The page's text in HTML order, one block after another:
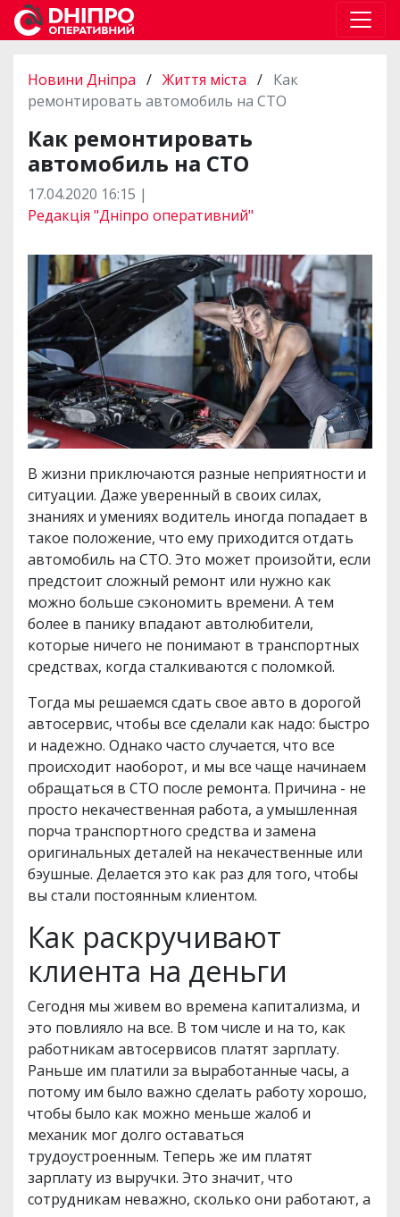
Новини Дніпра / Життя міста / Как
ремонтировать автомобиль на СТО
Как ремонтировать
автомобиль на СТО
17.04.2020 16:15 |
Редакція "Дніпро оперативний"
В жизни приключаются разные неприятности и
ситуации. Даже уверенный в своих силах,
знаниях и умениях водитель иногда попадает в
такое положение, что ему приходится отдать
автомобиль на СТО. Это может произойти, если
предстоит сложный ремонт или нужно как
можно больше сэкономить времени. А тем
более в панику впадают автолюбители,
которые ничего не понимают в транспортных
средствах, когда сталкиваются с поломкой.
Тогда мы решаемся сдать свое авто в дорогой
автосервис, чтобы все сделали как надо: быстро
и надежно. Однако часто случается, что все
происходит наоборот, и мы все чаще начинаем
обращаться в СТО после ремонта. Причина - не
просто некачественная работа, а умышленная
порча транспортного средства и замена
оригинальных деталей на некачественные или
бэушные. Делается это как раз для того, чтобы
вы стали постоянным клиентом.
Как раскручивают
клиента на деньги
Сегодня мы живем во времена капитализма, и
это повлияло на все. В том числе и на то, как
работникам автосервисов платят зарплату.
Раньше им платили за выработанные часы, а
потому им было важно сделать работу хорошо,
чтобы было как можно меньше жалоб и
механик мог долго оставаться
трудоустроенным. Теперь же им платят
зарплату из выручки. Это значит, что
сотрудникам неважно, сколько они работают, а